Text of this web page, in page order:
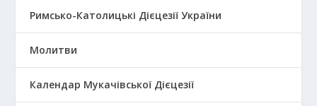
Римсько-Католицькі Дієцезії України
Молитви
Календар Мукачівської Дієцезії